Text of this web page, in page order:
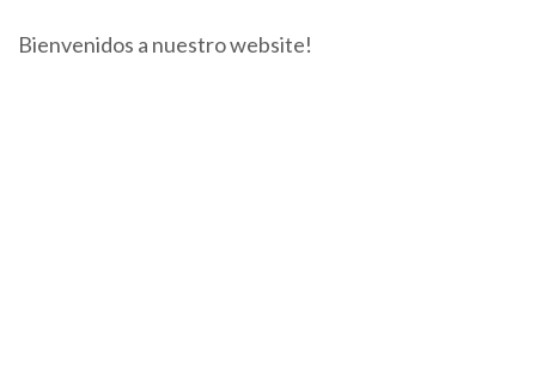
Bienvenidos a nuestro website!